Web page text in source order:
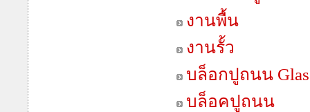
งานพื้น
งานรั้ว
บล็อกปูถนน
บล็อคปูถนน